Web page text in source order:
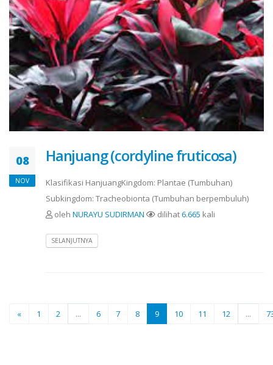
08
NOV
Hanjuang (cordyline fruticosa)
Klasifikasi HanjuangKingdom: Plantae (Tumbuhan)
Subkingdom: Tracheobionta (Tumbuhan berpembuluh)
oleh NURAYU SUDIRMAN dilihat6.665 kali
SELANJUTNYA
« 1 2 ... 6 7 8 9 10 11 12 ...